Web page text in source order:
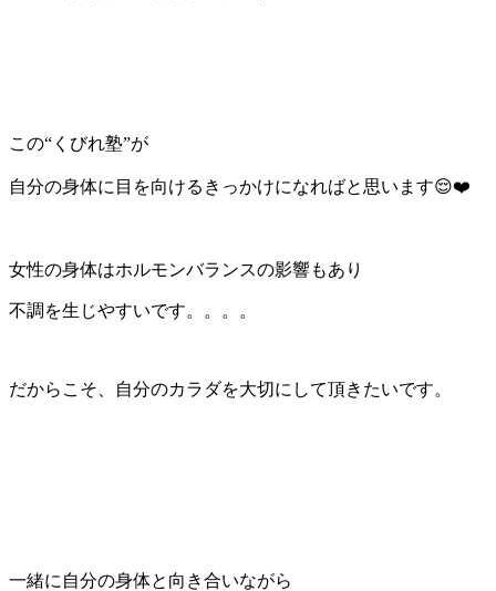
この“くびれ塾”が
自分の身体に目を向けるきっかけになればと思います😌❤️
女性の身体はホルモンバランスの影響もあり
不調を生じやすいです。。。。
だからこそ、自分のカラダを大切にして頂きたいです。
一緒に自分の身体と向き合いながら